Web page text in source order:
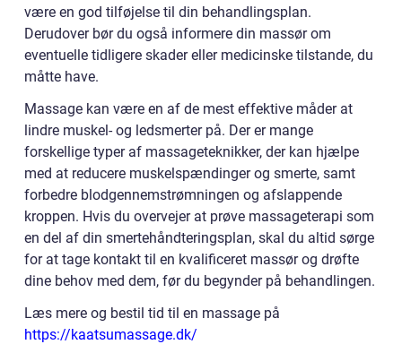
være en god tilføjelse til din behandlingsplan.
Derudover bør du også informere din massør om
eventuelle tidligere skader eller medicinske tilstande, du
måtte have.
Massage kan være en af de mest effektive måder at
lindre muskel- og ledsmerter på. Der er mange
forskellige typer af massageteknikker, der kan hjælpe
med at reducere muskelspændinger og smerte, samt
forbedre blodgennemstrømningen og afslappende
kroppen. Hvis du overvejer at prøve massageterapi som
en del af din smertehåndteringsplan, skal du altid sørge
for at tage kontakt til en kvalificeret massør og drøfte
dine behov med dem, før du begynder på behandlingen.
Læs mere og bestil tid til en massage på
https://kaatsumassage.dk/